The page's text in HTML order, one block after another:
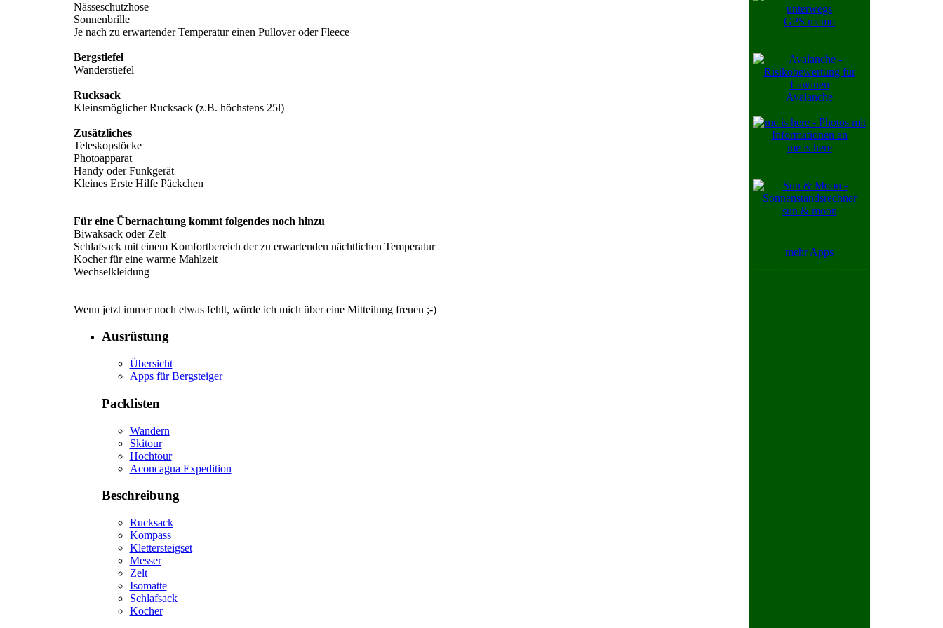
GPS memo
Avalanche
me is here
sun & moon
mehr Apps
Nässeschutzhose
Sonnenbrille
Je nach zu erwartender Temperatur einen Pullover oder Fleece
Bergstiefel
Wanderstiefel
Rucksack
Kleinsmöglicher Rucksack (z.B. höchstens 25l)
Zusätzliches
Teleskopstöcke
Photoapparat
Handy oder Funkgerät
Kleines Erste Hilfe Päckchen
Für eine Übernachtung kommt folgendes noch hinzu
Biwaksack oder Zelt
Schlafsack mit einem Komfortbereich der zu erwartenden nächtlichen Temperatur
Kocher für eine warme Mahlzeit
Wechselkleidung
Wenn jetzt immer noch etwas fehlt, würde ich mich über eine Mitteilung freuen ;-)
Ausrüstung
Übersicht
Apps für Bergsteiger
Packlisten
Wandern
Skitour
Hochtour
Aconcagua Expedition
Beschreibung
Rucksack
Kompass
Klettersteigset
Messer
Zelt
Isomatte
Schlafsack
Kocher